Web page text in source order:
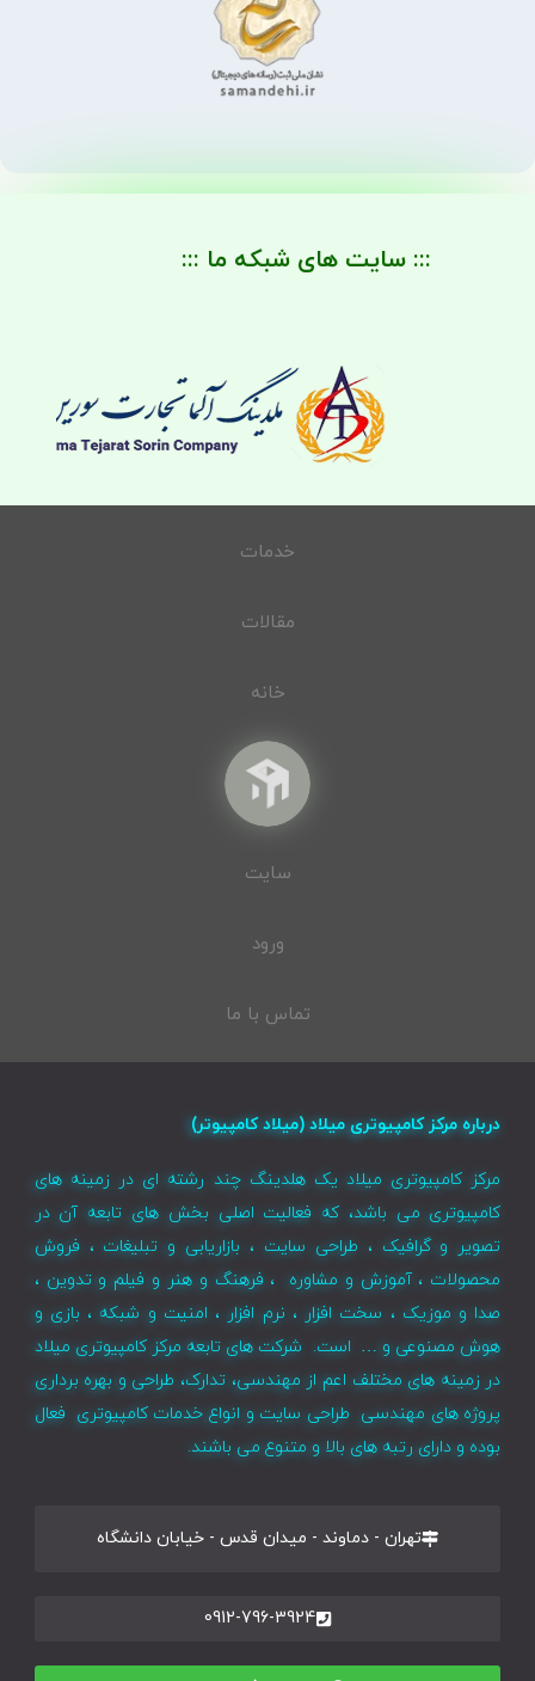
::: سایت های شبکه ما :::
خدمات
مقالات
خانه
سایت
ورود
تماس با ما
درباره مرکز کامپیوتری میلاد (میلاد کامپیوتر)
مرکز کامپیوتری میلاد یک هلدینگ چند رشته ای در زمینه های
کامپیوتری می باشد، که فعالیت اصلی بخش های تابعه آن در
تصویر و گرافیک ، طراحی سایت ، بازاریابی و تبلیغات ، فروش
محصولات ، آموزش و مشاوره ، فرهنگ و هنر و فیلم و تدوین ،
صدا و موزیک ، سخت افزار ، نرم افزار ، امنیت و شبکه ، بازی و
هوش مصنوعی و … است. شرکت های تابعه مرکز کامپیوتری میلاد
در زمینه های مختلف اعم از مهندسی، تدارک، طراحی و بهره برداری
پروژه های مهندسی طراحی سایت و انواع خدمات کامپیوتری فعال
بوده و دارای رتبه های بالا و متنوع می باشند.
تهران - دماوند - میدان قدس - خیابان دانشگاه
0912-796-3924